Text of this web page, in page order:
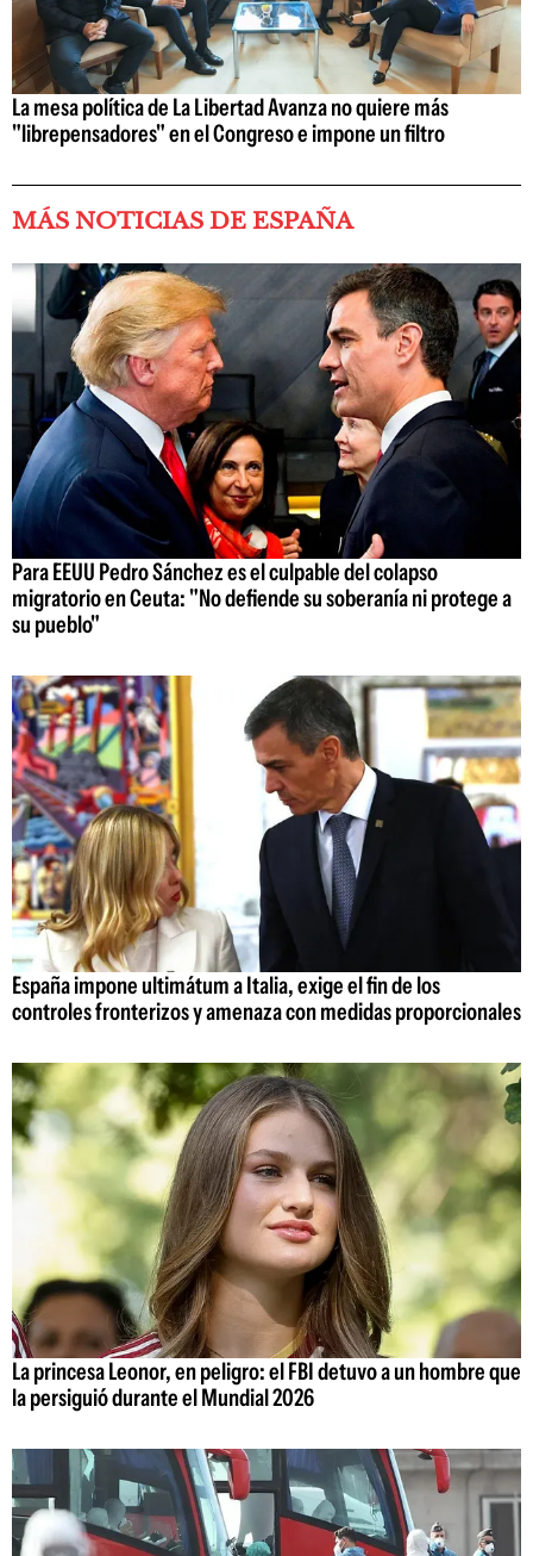
La mesa política de La Libertad Avanza no quiere más
"librepensadores" en el Congreso e impone un filtro
MÁS NOTICIAS DE ESPAÑA
Para EEUU Pedro Sánchez es el culpable del colapso
migratorio en Ceuta: "No defiende su soberanía ni protege a
su pueblo"
España impone ultimátum a Italia, exige el fin de los
controles fronterizos y amenaza con medidas proporcionales
La princesa Leonor, en peligro: el FBI detuvo a un hombre que
la persiguió durante el Mundial 2026